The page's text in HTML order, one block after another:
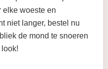
elke woeste en
niet langer, bestel nu
de mond te snoeren